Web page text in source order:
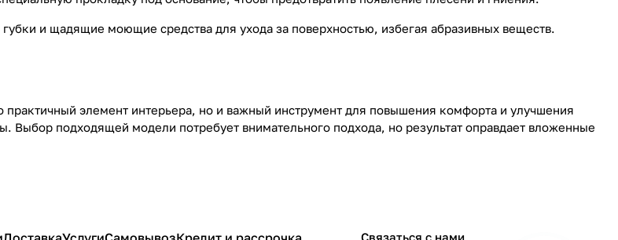
и щадящие моющие средства для ухода за поверхностью, избегая абразивных веществ.
практичный элемент интерьера, но и важный инструмент для повышения комфорта и улучшения
Выбор подходящей модели потребует внимательного подхода, но результат оправдает вложенные
Связаться с нами